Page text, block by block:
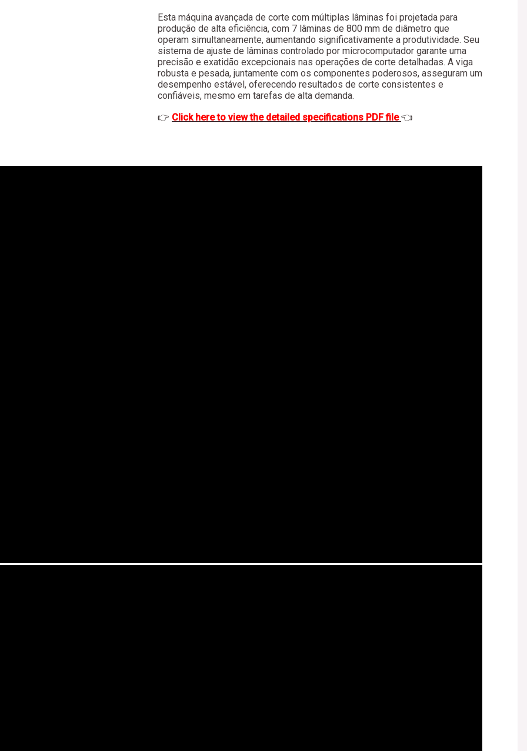
Esta máquina avançada de corte com múltiplas lâminas foi projetada para
produção de alta eficiência, com 7 lâminas de 800 mm de diâmetro que
operam simultaneamente, aumentando significativamente a produtividade. Seu
sistema de ajuste de lâminas controlado por microcomputador garante uma
precisão e exatidão excepcionais nas operações de corte detalhadas. A viga
robusta e pesada, juntamente com os componentes poderosos, asseguram um
desempenho estável, oferecendo resultados de corte consistentes e
confiáveis, mesmo em tarefas de alta demanda.
👉 Click here to view the detailed specifications PDF file 👈